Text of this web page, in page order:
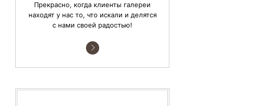
Прекрасно, когда клиенты галереи
находят у нас то, что искали и делятся
с нами своей радостью!